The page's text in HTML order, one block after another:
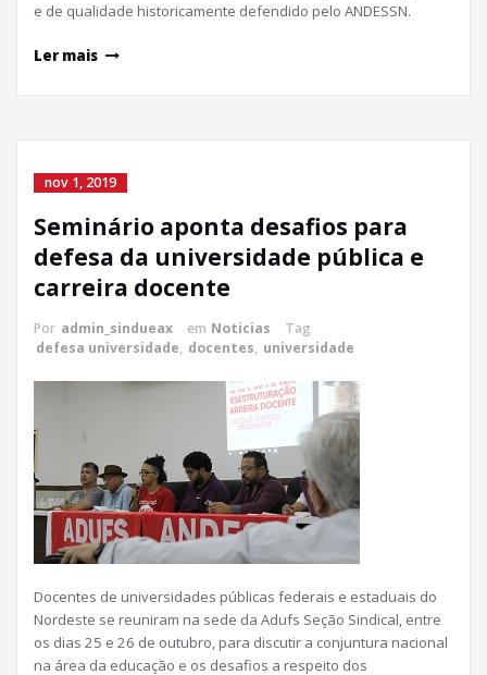
e de qualidade historicamente defendido pelo ANDESSN.
Ler mais
nov 1, 2019
Seminário aponta desafios para
defesa da universidade pública e
carreira docente
Por admin_sindueax em Noticias
Tag
defesa universidade, docentes, universidade
Docentes de universidades públicas federais e estaduais do
Nordeste se reuniram na sede da Adufs Seção Sindical, entre
os dias 25 e 26 de outubro, para discutir a conjuntura nacional
na área da educação e os desafios a respeito dos